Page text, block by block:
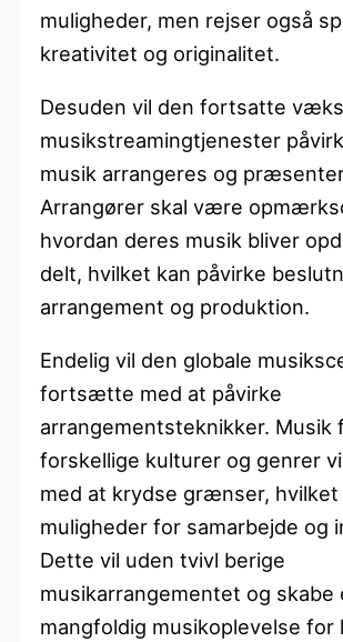
muligheder, men rejser også
kreativitet og originalitet.
Desuden vil den fortsatte
musikstreamingtjenester
musik arrangeres og
Arrangører skal være
hvordan deres musik bliver
delt, hvilket kan påvirke
arrangement og produktion.
Endelig vil den globale
fortsætte med at påvirke
arrangementsteknikker. Musik
forskellige kulturer og genrer
med at krydse grænser, hvilket
muligheder for samarbejde og
Dette vil uden tvivl berige
musikarrangementet og skabe
mangfoldig musikoplevelse for